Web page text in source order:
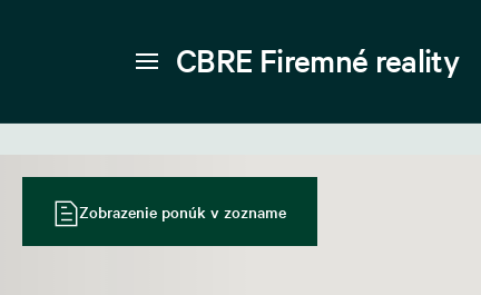
CBRE Firemné reality
Zobrazenie ponúk v zozname